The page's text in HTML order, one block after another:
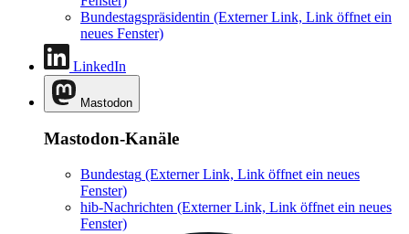
Bundestagspräsidentin (Externer Link, Link öffnet ein
neues Fenster)
LinkedIn
Mastodon
Mastodon-Kanäle
Bundestag (Externer Link, Link öffnet ein neues
Fenster)
hib-Nachrichten (Externer Link, Link öffnet ein neues
Fenster)